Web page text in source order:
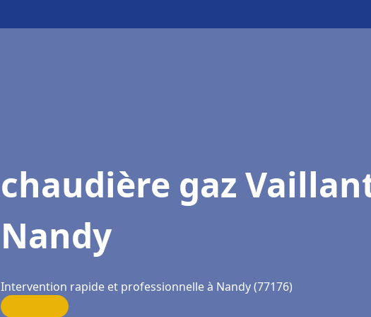
chaudière gaz
Nandy
Intervention rapide et professionnelle à Nandy (77176)